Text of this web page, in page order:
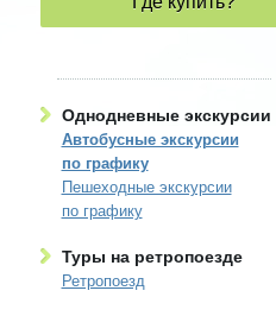
Однодневные экскурсии
Автобусные экскурсии
по графику
Пешеходные экскурсии
по графику
Туры на ретропоезде
Ретропоезд